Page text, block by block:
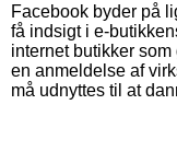
Facebook byder på
få indsigt i e-
internet butikker
en anmeldelse af
må udnyttes til at